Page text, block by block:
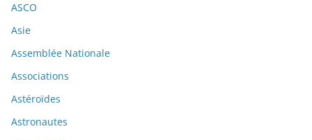
ASCO
Asie
Assemblée Nationale
Associations
Astéroïdes
Astronautes